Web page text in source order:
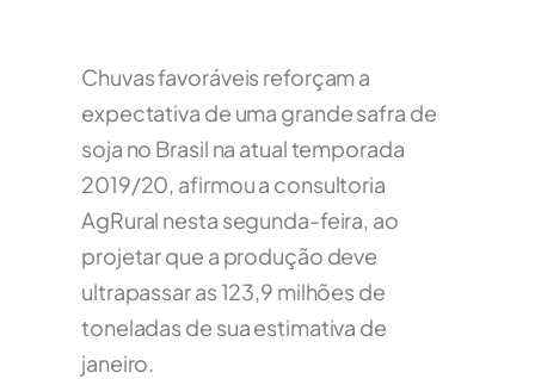
Chuvas favoráveis reforçam a
expectativa de uma grande safra de
soja no Brasil na atual temporada
2019/20, afirmou a consultoria
AgRural nesta segunda-feira, ao
projetar que a produção deve
ultrapassar as 123,9 milhões de
toneladas de sua estimativa de
janeiro.